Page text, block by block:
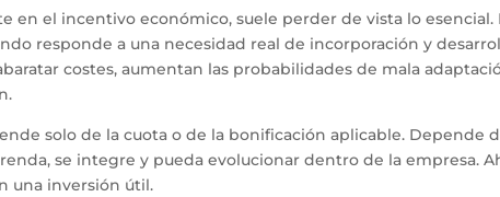
en el incentivo económico, suele perder de vista lo esencial.
responde a una necesidad real de incorporación y
costes, aumentan las probabilidades de mala
solo de la cuota o de la bonificación aplicable. Depende
se integre y pueda evolucionar dentro de la empresa.
una inversión útil.